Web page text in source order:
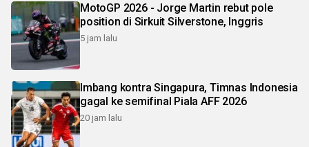
MotoGP 2026 - Jorge Martin rebut pole
position di Sirkuit Silverstone, Inggris
5 jam lalu
Imbang kontra Singapura, Timnas Indonesia
gagal ke semifinal Piala AFF 2026
20 jam lalu